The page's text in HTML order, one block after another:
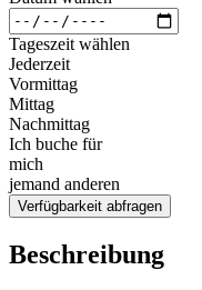
Tageszeit wählen
Jederzeit
Vormittag
Mittag
Nachmittag
Ich buche für
mich
jemand anderen
Verfügbarkeit abfragen
Beschreibung